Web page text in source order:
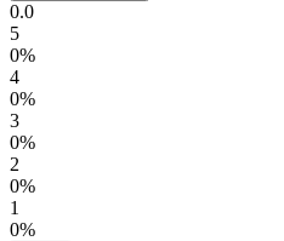
0.0
5
0%
4
0%
3
0%
2
0%
1
0%